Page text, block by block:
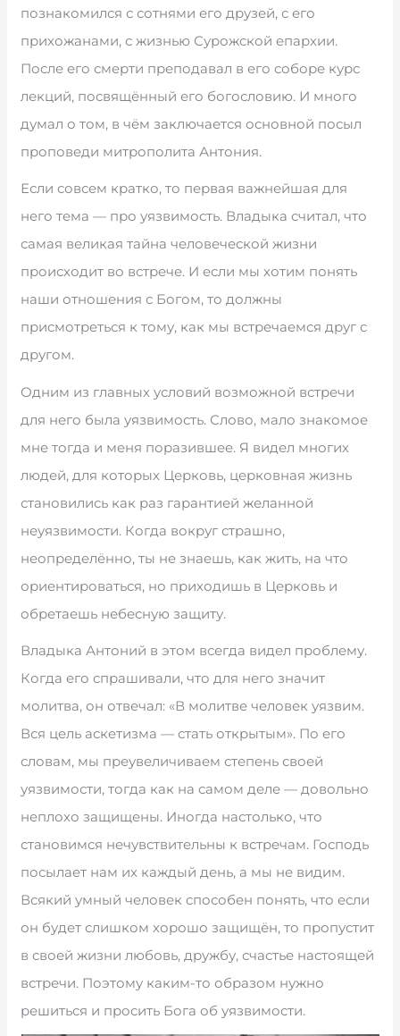
познакомился с сотнями его друзей, с его
прихожанами, с жизнью Сурожской епархии.
После его смерти преподавал в его соборе курс
лекций, посвящённый его богословию. И много
думал о том, в чём заключается основной посыл
проповеди митрополита Антония.
Если совсем кратко, то первая важнейшая для
него тема — про уязвимость. Владыка считал, что
самая великая тайна человеческой жизни
происходит во встрече. И если мы хотим понять
наши отношения с Богом, то должны
присмотреться к тому, как мы встречаемся друг с
другом.
Одним из главных условий возможной встречи
для него была уязвимость. Слово, мало знакомое
мне тогда и меня поразившее. Я видел многих
людей, для которых Церковь, церковная жизнь
становились как раз гарантией желанной
неуязвимости. Когда вокруг страшно,
неопределённо, ты не знаешь, как жить, на что
ориентироваться, но приходишь в Церковь и
обретаешь небесную защиту.
Владыка Антоний в этом всегда видел проблему.
Когда его спрашивали, что для него значит
молитва, он отвечал: «В молитве человек уязвим.
Вся цель аскетизма — стать открытым». По его
словам, мы преувеличиваем степень своей
уязвимости, тогда как на самом деле — довольно
неплохо защищены. Иногда настолько, что
становимся нечувствительны к встречам. Господь
посылает нам их каждый день, а мы не видим.
Всякий умный человек способен понять, что если
он будет слишком хорошо защищён, то пропустит
в своей жизни любовь, дружбу, счастье настоящей
встречи. Поэтому каким-то образом нужно
решиться и просить Бога об уязвимости.